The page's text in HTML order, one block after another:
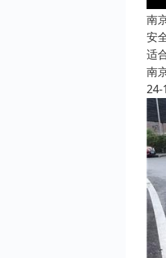
南
安
适
南
24-